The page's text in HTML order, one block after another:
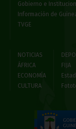
Gobierno e
Información de
TVGE
NOTICIAS
ÁFRICA
ECONOMÍA
CULTURA
FIJA